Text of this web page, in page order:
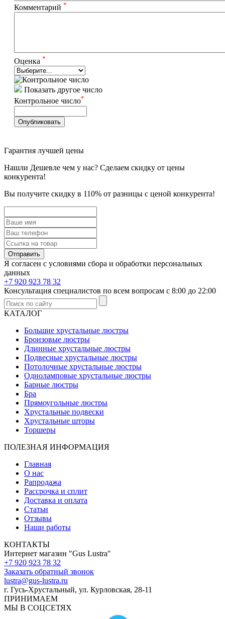
Комментарий *
Оценка *
Показать другое число
Контрольное число*
Опубликовать
Гарантия лучшей цены
Нашли Дешевле чем у нас? Сделаем скидку от цены
конкурента!
Вы получите скидку в 110% от разницы с ценой конкурента!
Отправить
Я согласен с условиями cбора и обработки персональных
данных
+7 920 923 78 32
Консультация специалистов по всем вопросам с 8:00 до 22:00
КАТАЛОГ
Большие хрустальные люстры
Бронзовые люстры
Длинные хрустальные люстры
Подвесные хрустальные люстры
Потолочные хрустальные люстры
Одноламповые хрустальные люстры
Барные люстры
Бра
Прямоугольные люстры
Хрустальные подвески
Хрустальные шторы
Торшеры
ПОЛЕЗНАЯ ИНФОРМАЦИЯ
Главная
О нас
Рапродажа
Рассрочка и сплит
Доставка и оплата
Статьи
Отзывы
Наши работы
КОНТАКТЫ
Интернет магазин "Gus Lustra"
+7 920 923 78 32
Заказать обратный звонок
lustra@gus-lustra.ru
г. Гусь-Хрустальный, ул. Курловская, 28-11
ПРИНИМАЕМ
МЫ В СОЦСЕТЯХ